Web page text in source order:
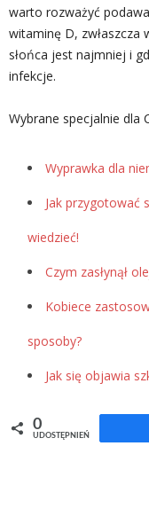
warto rozważyć
witaminę D, zwłaszcza
słońca jest najmniej i
infekcje.
Wybrane specjalnie dla
Wyprawka dla
Jak przygotować
wiedzieć!
Czym zasłynął
Kobiece
sposoby?
Jak się objawia
0
UDOSTĘPNIEŃ